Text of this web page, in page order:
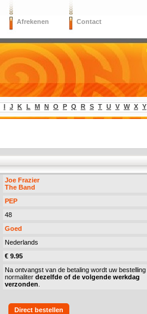
Afrekenen Contact
I J K L M N O P Q R S T U V W X Y
Joe Frazier
The Band
PEP
48
Goed
Nederlands
€ 9.95
Na ontvangst van de betaling wordt uw bestelling
normaliter dezelfde of de volgende werkdag
verzonden
Direct bestellen